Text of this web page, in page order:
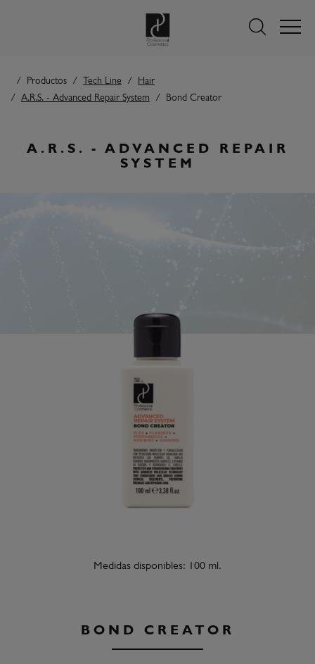
Productos Tech Line
Hair
A.R.S. - Advanced Repair System
Bond Creator
A.R.S. - ADVANCED REPAIR
SYSTEM
Medidas disponibles: 100 ml.
BOND CREATOR